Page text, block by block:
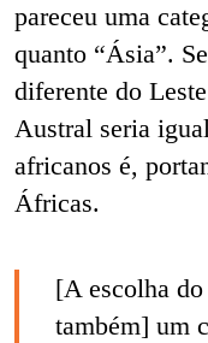
pareceu uma
quanto “Ásia”.
diferente do
Austral seria
africanos é,
Áfricas.
[A escolha
também] um